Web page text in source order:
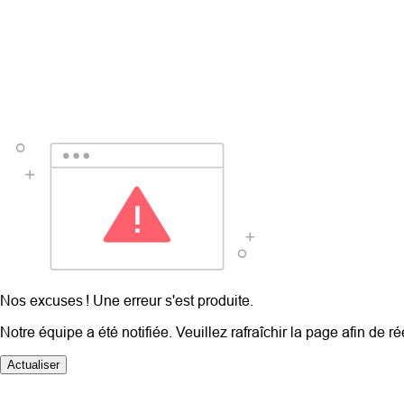
Nos excuses ! Une erreur s'est produite.
Notre équipe a été notifiée. Veuillez rafraîchir la page afin de
Actualiser